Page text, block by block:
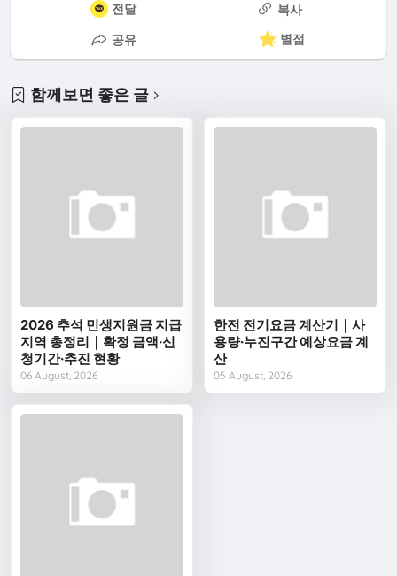
전달
복사
공유
별점
함께보면 좋은 글
2026 추석 민생지원금 지급
지역 총정리｜확정 금액·신
청기간·추진 현황
06 August, 2026
한전 전기요금 계산기｜사
용량·누진구간 예상요금 계
산
05 August, 2026